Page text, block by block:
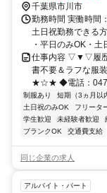
葉高速線 浦安（千
千葉県市川市
勤務時間 実働時間
土日祝勤務できる
・平日のみOK・土
仕事内容 ▽▼▽履
書不要＆ラフな服
★☆★ ◆電話：047-
制服あり 短期（3ヵ月以
土日祝のみOK
フリータ
学生歓迎
未経験者歓迎
ブランクOK
交通費支給
同じ企業の求人
アルバイト・パート